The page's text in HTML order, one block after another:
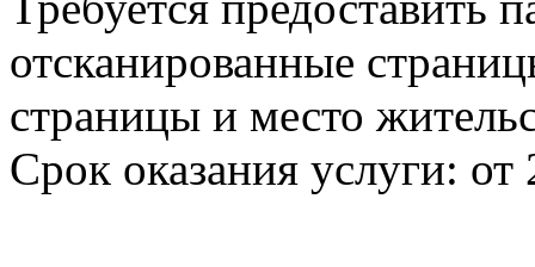
отсканированные
страницы и место
Срок оказания услуги: от